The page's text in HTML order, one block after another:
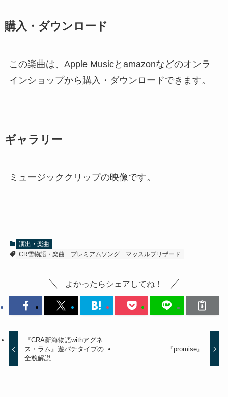
購入・ダウンロード
この楽曲は、Apple Musicとamazonなどのオンラ
インショップから購入・ダウンロードできます。
ギャラリー
ミュージッククリップの映像です。
演出・楽曲
CR雪物語・楽曲
プレミアムソング マッスルブリザード
よかったらシェアしてね！
『CRA新海物語withアグネ
ス・ラム』遊パチタイプの
全貌解説
『promise』